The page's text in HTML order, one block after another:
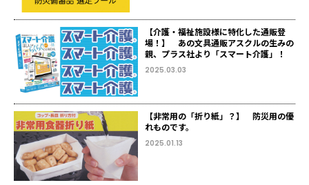
【介護・福祉施設様に特化した通販登
場！】 あの文具通販アスクルの生みの
親、プラス社より「スマート介護」！
2025.03.03
【非常用の「折り紙」？】 防災用の優
れものです。
2025.01.13